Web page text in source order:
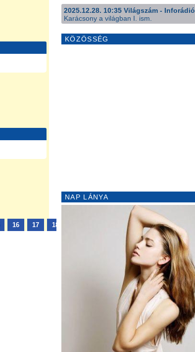
16 17 18 23 24
2025.12.28. 10:35 Világszám - Inforádió
Karácsony a világban I. ism.
KÖZÖSSÉG
NAP LÁNYA